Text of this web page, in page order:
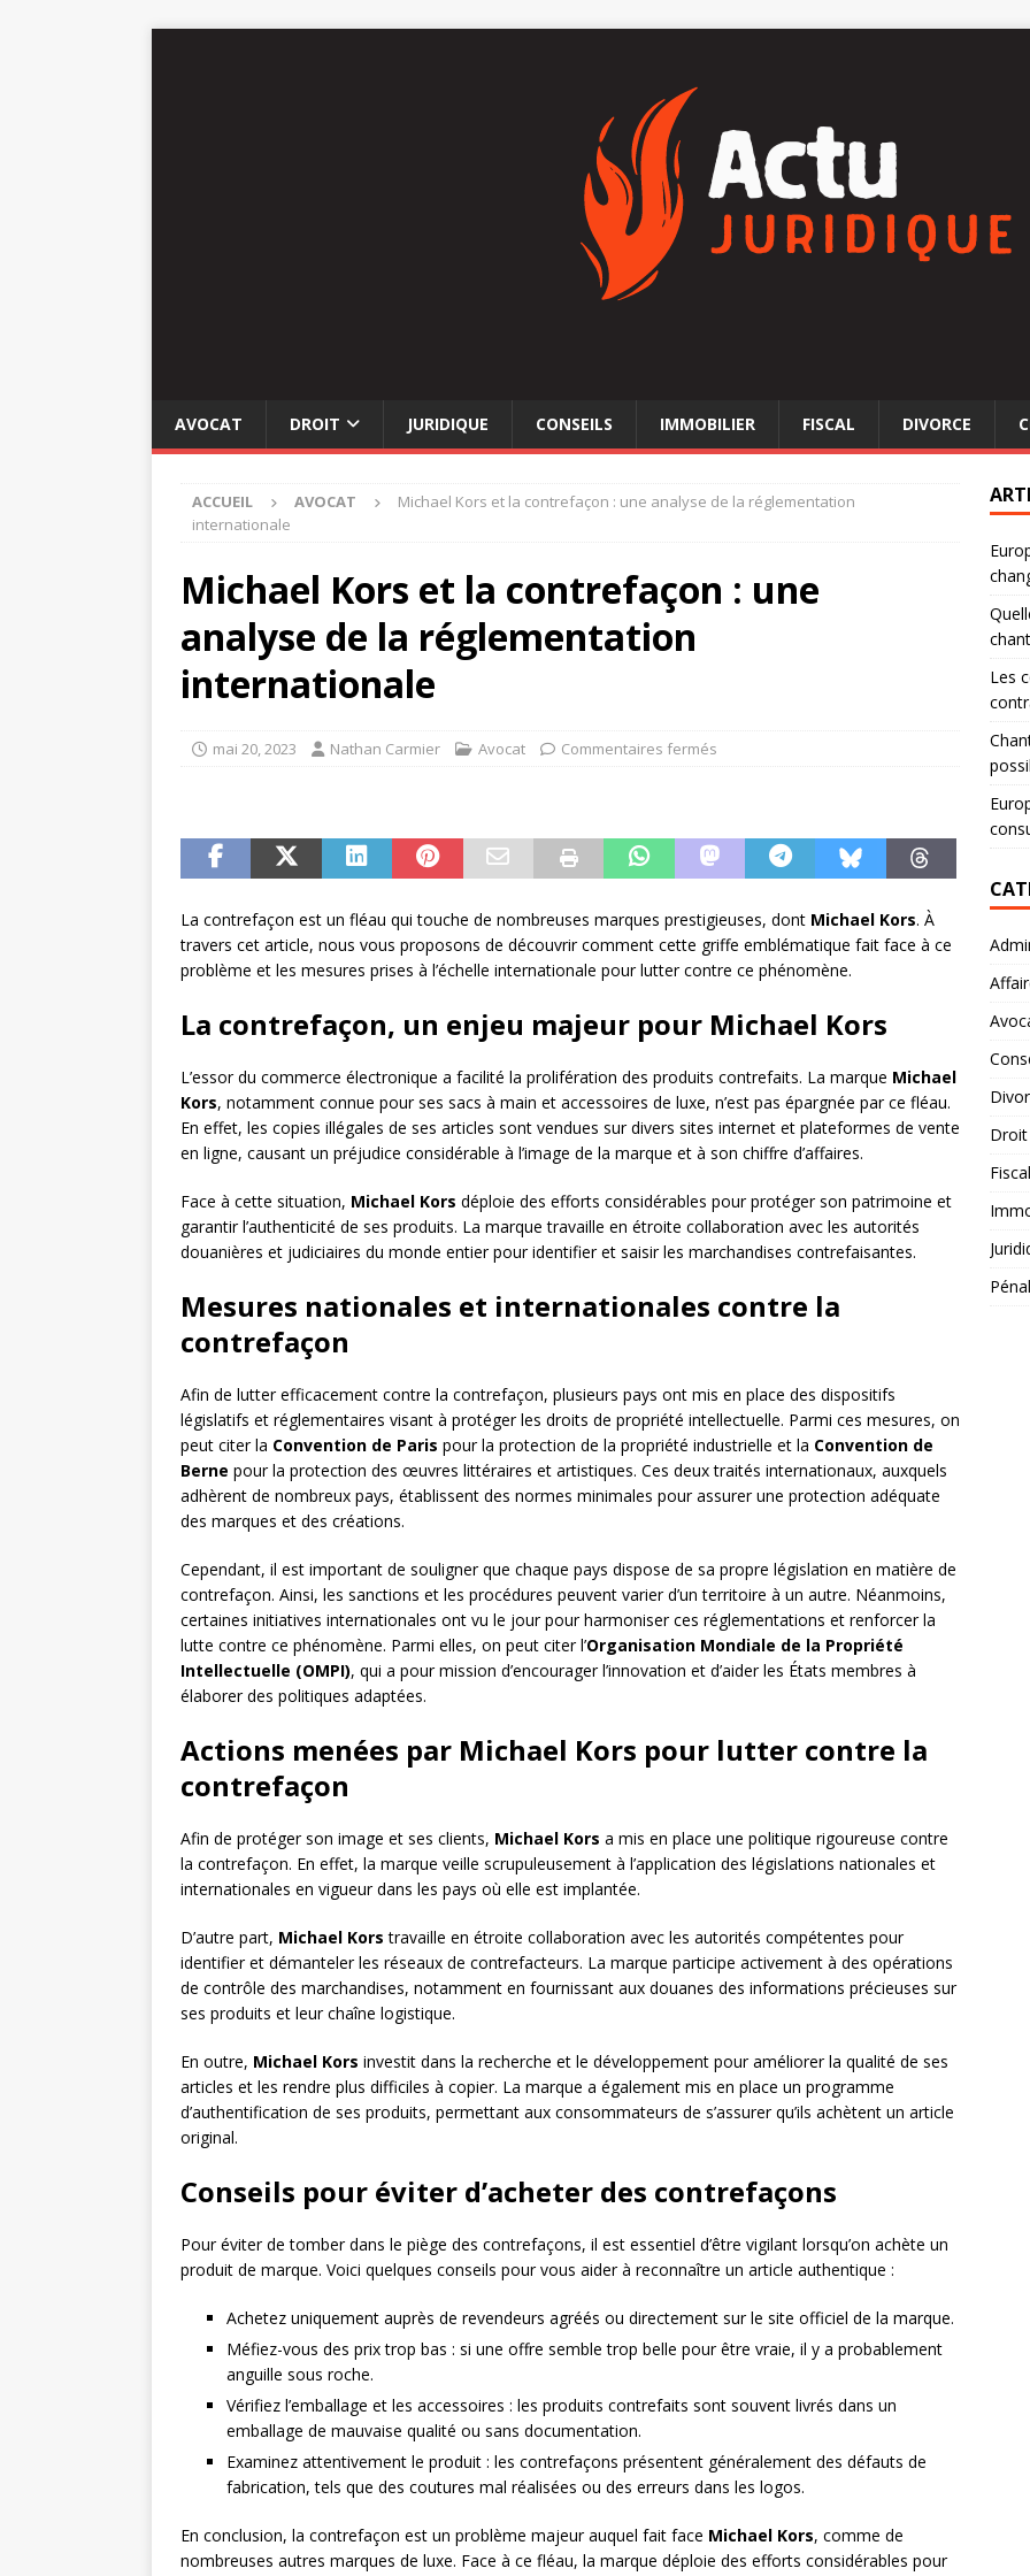
AVOCAT DROIT JURIDIQUE CONSEILS IMMOBILIER FISCAL DIVORCE
ACCUEIL AVOCAT
Michael Kors et la contrefaçon : une analyse de la réglementation
internationale
Michael Kors et la contrefaçon : une
analyse de la réglementation
internationale
mai 20, 2023 Nathan Carmier Avocat Commentaires fermés
La contrefaçon est un fléau qui touche de nombreuses marques prestigieuses, dont Michael Kors. À
travers cet article, nous vous proposons de découvrir comment cette griffe emblématique fait face à ce
problème et les mesures prises à l’échelle internationale pour lutter contre ce phénomène.
La contrefaçon, un enjeu majeur pour Michael Kors
L’essor du commerce électronique a facilité la prolifération des produits contrefaits. La marque Michael
Kors, notamment connue pour ses sacs à main et accessoires de luxe, n’est pas épargnée par ce fléau.
En effet, les copies illégales de ses articles sont vendues sur divers sites internet et plateformes de vente
en ligne, causant un préjudice considérable à l’image de la marque et à son chiffre d’affaires.
Face à cette situation, Michael Kors déploie des efforts considérables pour protéger son patrimoine et
garantir l’authenticité de ses produits. La marque travaille en étroite collaboration avec les autorités
douanières et judiciaires du monde entier pour identifier et saisir les marchandises contrefaisantes.
Mesures nationales et internationales contre la
contrefaçon
Afin de lutter efficacement contre la contrefaçon, plusieurs pays ont mis en place des dispositifs
législatifs et réglementaires visant à protéger les droits de propriété intellectuelle. Parmi ces mesures, on
peut citer la Convention de Paris pour la protection de la propriété industrielle et la Convention de
Berne pour la protection des œuvres littéraires et artistiques. Ces deux traités internationaux, auxquels
adhèrent de nombreux pays, établissent des normes minimales pour assurer une protection adéquate
des marques et des créations.
Cependant, il est important de souligner que chaque pays dispose de sa propre législation en matière de
contrefaçon. Ainsi, les sanctions et les procédures peuvent varier d’un territoire à un autre. Néanmoins,
certaines initiatives internationales ont vu le jour pour harmoniser ces réglementations et renforcer la
lutte contre ce phénomène. Parmi elles, on peut citer l’Organisation Mondiale de la Propriété
Intellectuelle (OMPI), qui a pour mission d’encourager l’innovation et d’aider les États membres à
élaborer des politiques adaptées.
Actions menées par Michael Kors pour lutter contre la
contrefaçon
Afin de protéger son image et ses clients, Michael Kors a mis en place une politique rigoureuse contre
la contrefaçon. En effet, la marque veille scrupuleusement à l’application des législations nationales et
internationales en vigueur dans les pays où elle est implantée.
D’autre part, Michael Kors travaille en étroite collaboration avec les autorités compétentes pour
identifier et démanteler les réseaux de contrefacteurs. La marque participe activement à des opérations
de contrôle des marchandises, notamment en fournissant aux douanes des informations précieuses sur
ses produits et leur chaîne logistique.
En outre, Michael Kors investit dans la recherche et le développement pour améliorer la qualité de ses
articles et les rendre plus difficiles à copier. La marque a également mis en place un programme
d’authentification de ses produits, permettant aux consommateurs de s’assurer qu’ils achètent un article
original.
Conseils pour éviter d’acheter des contrefaçons
Pour éviter de tomber dans le piège des contrefaçons, il est essentiel d’être vigilant lorsqu’on achète un
produit de marque. Voici quelques conseils pour vous aider à reconnaître un article authentique :
Achetez uniquement auprès de revendeurs agréés ou directement sur le site officiel de la marque.
Méfiez-vous des prix trop bas : si une offre semble trop belle pour être vraie, il y a probablement
anguille sous roche.
Vérifiez l’emballage et les accessoires : les produits contrefaits sont souvent livrés dans un
emballage de mauvaise qualité ou sans documentation.
Examinez attentivement le produit : les contrefaçons présentent généralement des défauts de
fabrication, tels que des coutures mal réalisées ou des erreurs dans les logos.
En conclusion, la contrefaçon est un problème majeur auquel fait face Michael Kors, comme de
nombreuses autres marques de luxe. Face à ce fléau, la marque déploie des efforts considérables pour
Les
Droit
Fiscal
Pénal